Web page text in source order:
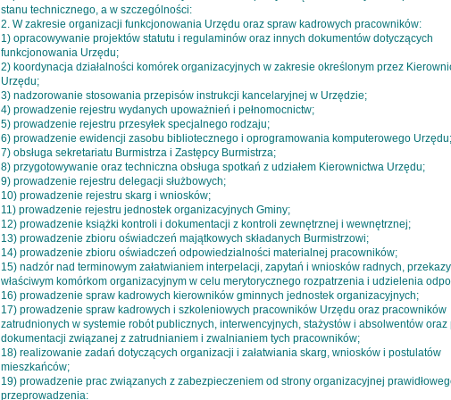
stanu technicznego, a w szczególności:
2. W zakresie organizacji funkcjonowania Urzędu oraz spraw kadrowych pracowników:
1) opracowywanie projektów statutu i regulaminów oraz innych dokumentów dotyczących
funkcjonowania Urzędu;
2) koordynacja działalności komórek organizacyjnych w zakresie określonym przez
Urzędu;
3) nadzorowanie stosowania przepisów instrukcji kancelaryjnej w Urzędzie;
4) prowadzenie rejestru wydanych upoważnień i pełnomocnictw;
5) prowadzenie rejestru przesyłek specjalnego rodzaju;
6) prowadzenie ewidencji zasobu bibliotecznego i oprogramowania komputerowego Urzędu;
7) obsługa sekretariatu Burmistrza i Zastępcy Burmistrza;
8) przygotowywanie oraz techniczna obsługa spotkań z udziałem Kierownictwa Urzędu;
9) prowadzenie rejestru delegacji służbowych;
10) prowadzenie rejestru skarg i wniosków;
11) prowadzenie rejestru jednostek organizacyjnych Gminy;
12) prowadzenie książki kontroli i dokumentacji z kontroli zewnętrznej i wewnętrznej;
13) prowadzenie zbioru oświadczeń majątkowych składanych Burmistrzowi;
14) prowadzenie zbioru oświadczeń odpowiedzialności materialnej pracowników;
15) nadzór nad terminowym załatwianiem interpelacji, zapytań i wniosków radnych,
właściwym komórkom organizacyjnym w celu merytorycznego rozpatrzenia i udzielenia
16) prowadzenie spraw kadrowych kierowników gminnych jednostek organizacyjnych;
17) prowadzenie spraw kadrowych i szkoleniowych pracowników Urzędu oraz pracowników
zatrudnionych w systemie robót publicznych, interwencyjnych, stażystów i absolwentów oraz
dokumentacji związanej z zatrudnianiem i zwalnianiem tych pracowników;
18) realizowanie zadań dotyczących organizacji i załatwiania skarg, wniosków i postulatów
mieszkańców;
19) prowadzenie prac związanych z zabezpieczeniem od strony organizacyjnej
przeprowadzenia: